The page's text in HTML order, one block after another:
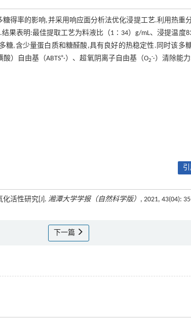
得率的影响,并采用响应面分析法优化浸提工艺.利用热重
果表明:最佳提取工艺为料液比（1∶34）g/mL、浸提温度
糖,含少量蛋白质和糖醛酸,具有良好的热稳定性.同时该多
酸）自由基（ABTS+·）、超氧阴离子自由基（O2
-·）清除能
活性研究[J]. 湘潭大学学报（自然科学版） , 2021, 43(04):
下一篇